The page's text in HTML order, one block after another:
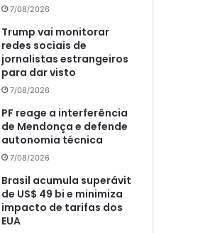
7/08/2026
Trump vai monitorar
redes sociais de
jornalistas estrangeiros
para dar visto
7/08/2026
PF reage a interferência
de Mendonça e defende
autonomia técnica
7/08/2026
Brasil acumula superávit
de US$ 49 bi e minimiza
impacto de tarifas dos
EUA